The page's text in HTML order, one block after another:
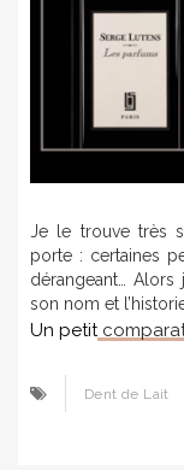
Je le trouve très
porte : certaines
dérangeant…
son nom et
Un petit
Dent de Lait